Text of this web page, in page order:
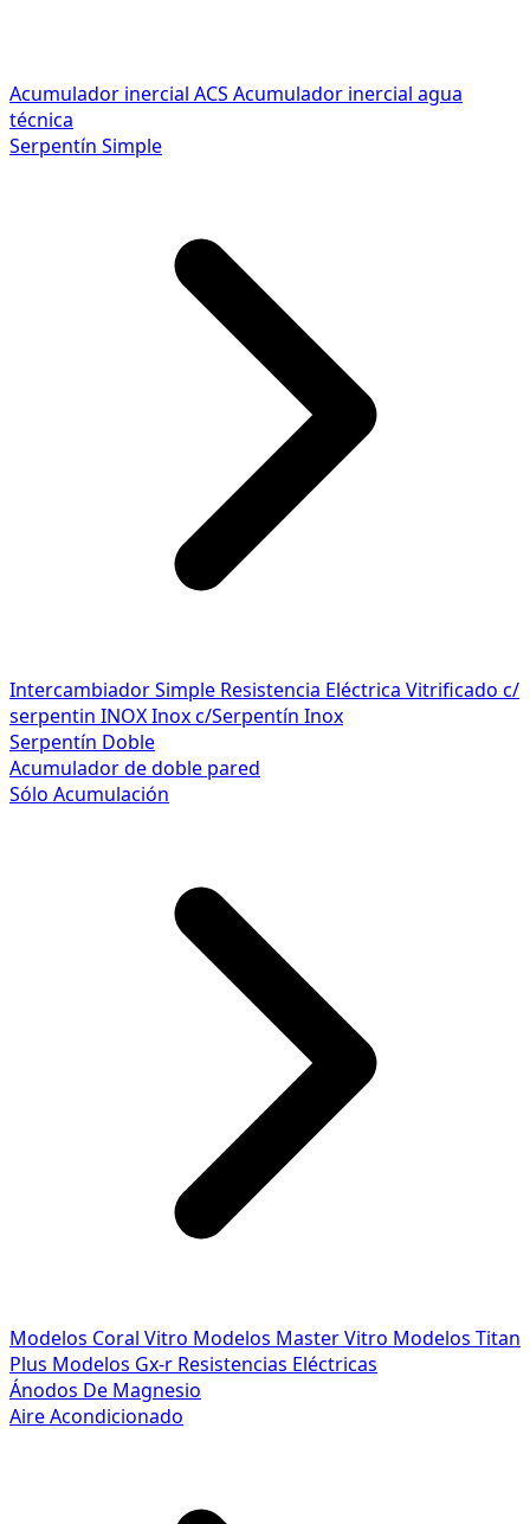
Acumulador inercial ACS Acumulador inercial agua
técnica
Serpentín Simple
Intercambiador Simple Resistencia Eléctrica Vitrificado c/
serpentin INOXInox c/Serpentín Inox
Serpentín Doble
Acumulador de doble pared
Sólo Acumulación
Modelos Coral Vitro Modelos Master Vitro Modelos Titan
Plus Modelos Gx-r Resistencias Eléctricas
Ánodos De Magnesio
Aire Acondicionado